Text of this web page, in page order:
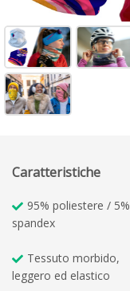
Caratteristiche
95% poliestere / 5%
spandex
Tessuto morbido,
leggero ed elastico